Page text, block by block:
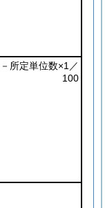
－所定単位数×1／
100